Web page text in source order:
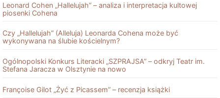
Leonard Cohen „Hallelujah” – analiza i interpretacja kultowej
piosenki Cohena
Czy „Hallelujah” (Alleluja) Leonarda Cohena może być
wykonywana na ślubie kościelnym?
Ogólnopolski Konkurs Literacki „SZPRAJSA” – odkryj Teatr im.
Stefana Jaracza w Olsztynie na nowo
Françoise Gilot „Żyć z Picassem” – recenzja książki